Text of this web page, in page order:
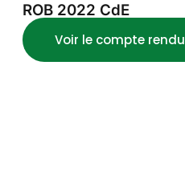
ROB 2022 CdE
Voir le compte rendu